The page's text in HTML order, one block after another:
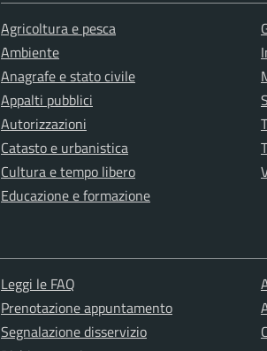
Agricoltura e pesca
Ambiente
Anagrafe e stato civile
Appalti pubblici
Autorizzazioni
Catasto e urbanistica
Cultura e tempo libero
Educazione e formazione
Leggi le FAQ
Prenotazione appuntamento
Segnalazione disservizio